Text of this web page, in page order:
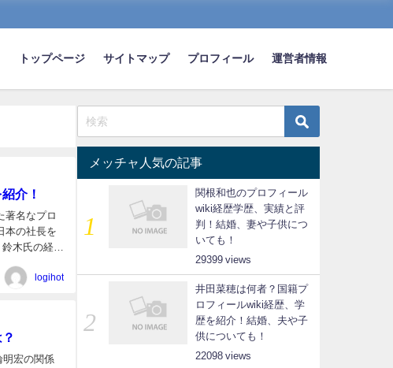
トップページ サイトマップ プロフィール 運営者情報
介！
著名なプロ
本の社長を
木氏の経歴
logihot
明宏の関係
メッチャ人気の記事
関根和也のプロフィール
wiki経歴学歴、実績と評
判！結婚、妻や子供につ
いても！
29399
井田菜穂は何者？国籍プ
ロフィールwiki経歴、学
歴を紹介！結婚、夫や子
供についても！
22098